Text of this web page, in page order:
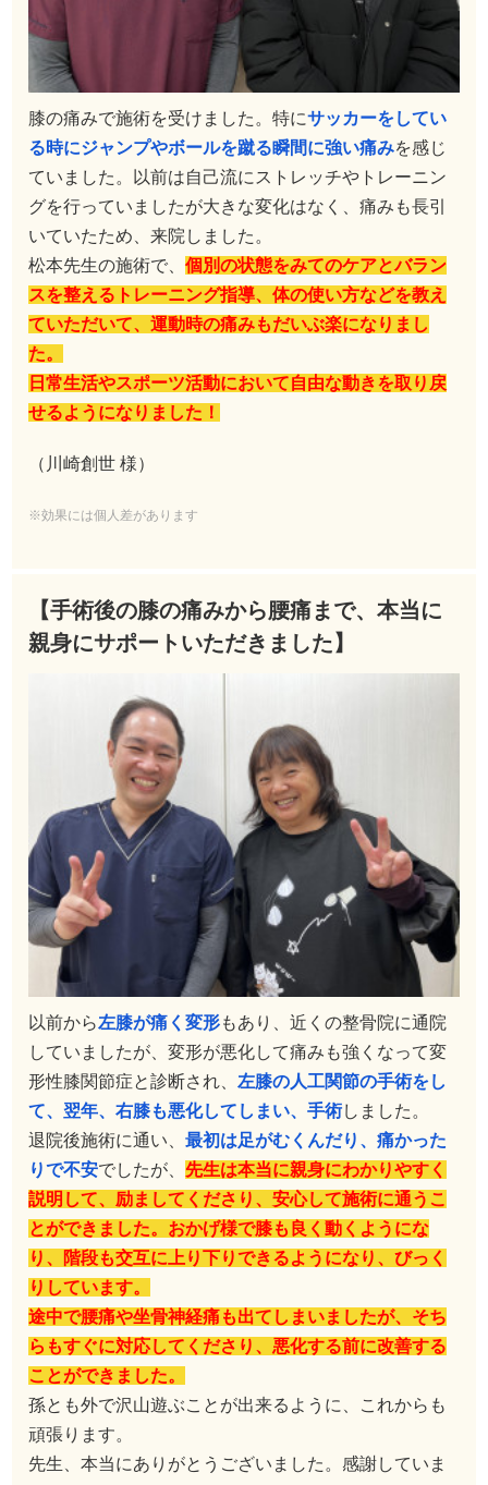
膝の痛みで施術を受けました。特にサッカーをしてい
る時にジャンプやボールを蹴る瞬間に強い痛みを感じ
ていました。以前は自己流にストレッチやトレーニン
グを行っていましたが大きな変化はなく、痛みも長引
いていたため、来院しました。
松本先生の施術で、 個別の状態をみてのケアとバラン
スを整えるトレーニング指導、体の使い方などを教え
ていただいて、運動時の痛みもだいぶ楽になりまし
た。
日常生活やスポーツ活動において自由な動きを取り戻
せるようになりました！
（川崎創世 様）
※効果には個人差があります
【手術後の膝の痛みから腰痛まで、本当に
親身にサポートいただきました】
以前から左膝が痛く変形もあり、近くの整骨院に通院
していましたが、変形が悪化して痛みも強くなって変
形性膝関節症と診断され、 左膝の人工関節の手術をし
て、翌年、右膝も悪化してしまい、手術しました。
退院後施術に通い、 最初は足がむくんだり、痛かった
りで不安でしたが、 先生は本当に親身にわかりやすく
説明して、励ましてくださり、安心して施術に通うこ
とができました。おかげ様で膝も良く動くようにな
り、階段も交互に上り下りできるようになり、びっく
りしています。
途中で腰痛や坐骨神経痛も出てしまいましたが、そち
らもすぐに対応してくださり、悪化する前に改善する
ことができました。
孫とも外で沢山遊ぶことが出来るように、これからも
頑張ります。
先生、本当にありがとうございました。感謝していま